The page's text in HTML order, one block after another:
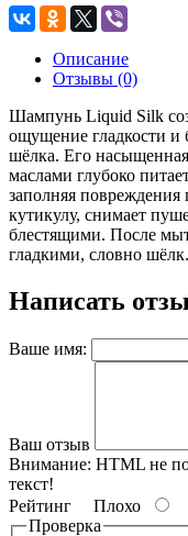
Описание
Отзывы (0)
Шампунь Liquid Silk
ощущение гладкости и
шёлка. Его
маслами глубоко
заполняя
кутикулу, снимает
блестящими. После
гладкими, словно шёлк.
Написать
Ваше имя:
Ваш отзыв
Внимание: HTML не
текст!
Рейтинг Плохо
Проверка